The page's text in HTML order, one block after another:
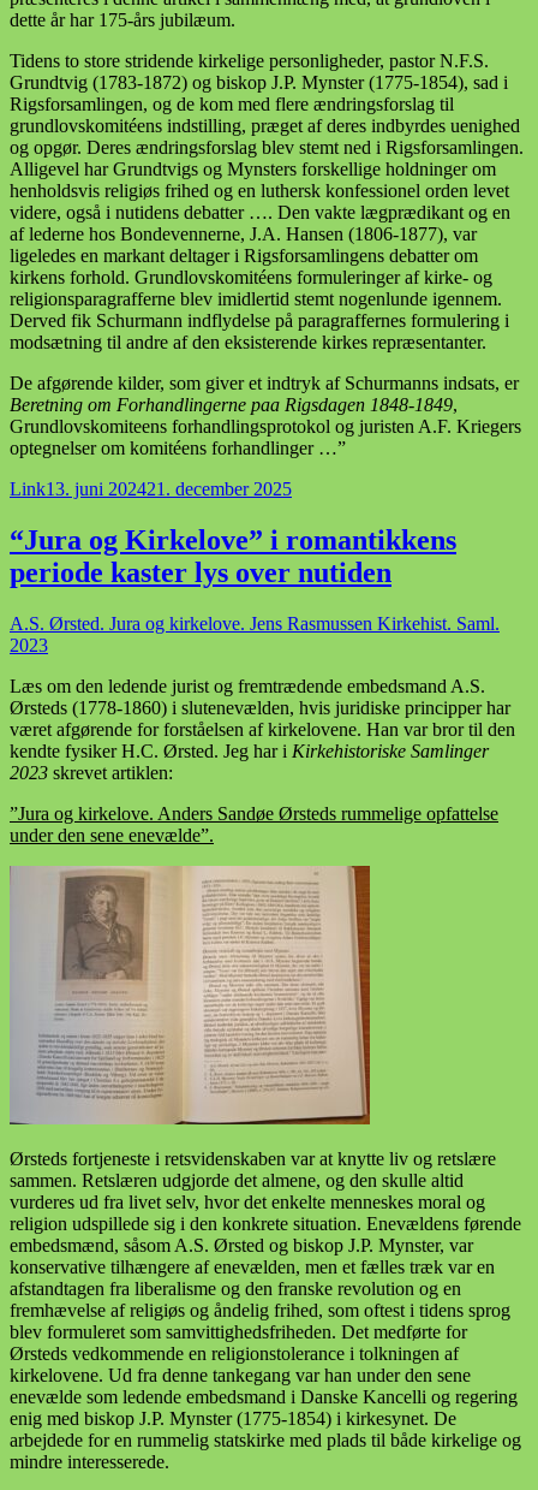
dette år har 175-års jubilæum.
Tidens to store stridende kirkelige personligheder, pastor N.F.S.
Grundtvig (1783-1872) og biskop J.P. Mynster (1775-1854), sad i
Rigsforsamlingen, og de kom med flere ændringsforslag til
grundlovskomitéens indstilling, præget af deres indbyrdes uenighed
og opgør. Deres ændringsforslag blev stemt ned i Rigsforsamlingen.
Alligevel har Grundtvigs og Mynsters forskellige holdninger om
henholdsvis religiøs frihed og en luthersk konfessionel orden levet
videre, også i nutidens debatter …. Den vakte lægprædikant og en
af lederne hos Bondevennerne, J.A. Hansen (1806-1877), var
ligeledes en markant deltager i Rigsforsamlingens debatter om
kirkens forhold. Grundlovskomitéens formuleringer af kirke- og
religionsparagrafferne blev imidlertid stemt nogenlunde igennem.
Derved fik Schurmann indflydelse på paragraffernes formulering i
modsætning til andre af den eksisterende kirkes repræsentanter.
De afgørende kilder, som giver et indtryk af Schurmanns indsats, er
Beretning om Forhandlingerne paa Rigsdagen 1848-1849,
Grundlovskomiteens forhandlingsprotokol og juristen A.F. Kriegers
optegnelser om komitéens forhandlinger …”
Format
LinkUdgivet
13. juni 202421. december 2025
“Jura og Kirkelove” i romantikkens
periode kaster lys over nutiden
A.S. Ørsted. Jura og kirkelove. Jens Rasmussen Kirkehist. Saml.
2023
Læs om den ledende jurist og fremtrædende embedsmand A.S.
Ørsteds (1778-1860) i slutenevælden, hvis juridiske principper har
været afgørende for forståelsen af kirkelovene. Han var bror til den
kendte fysiker H.C. Ørsted. Jeg har i Kirkehistoriske Samlinger
2023 skrevet artiklen:
”Jura og kirkelove. Anders Sandøe Ørsteds rummelige opfattelse
under den sene enevælde”.
Ørsteds fortjeneste i retsvidenskaben var at knytte liv og retslære
sammen. Retslæren udgjorde det almene, og den skulle altid
vurderes ud fra livet selv, hvor det enkelte menneskes moral og
religion udspillede sig i den konkrete situation. Enevældens førende
embedsmænd, såsom A.S. Ørsted og biskop J.P. Mynster, var
konservative tilhængere af enevælden, men et fælles træk var en
afstandtagen fra liberalisme og den franske revolution og en
fremhævelse af religiøs og åndelig frihed, som oftest i tidens sprog
blev formuleret som samvittighedsfriheden. Det medførte for
Ørsteds vedkommende en religionstolerance i tolkningen af
kirkelovene. Ud fra denne tankegang var han under den sene
enevælde som ledende embedsmand i Danske Kancelli og regering
enig med biskop J.P. Mynster (1775-1854) i kirkesynet. De
arbejdede for en rummelig statskirke med plads til både kirkelige og
mindre interesserede.